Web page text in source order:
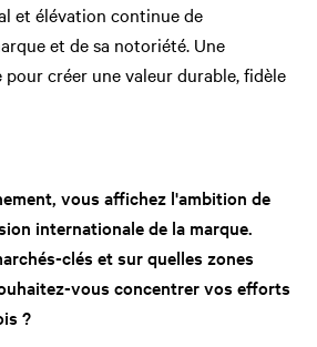
et élévation continue de
et de sa notoriété. Une
pour créer une valeur durable, fidèle
vous affichez l'ambition de
internationale de la marque.
clés et sur quelles zones
vous concentrer vos efforts
?